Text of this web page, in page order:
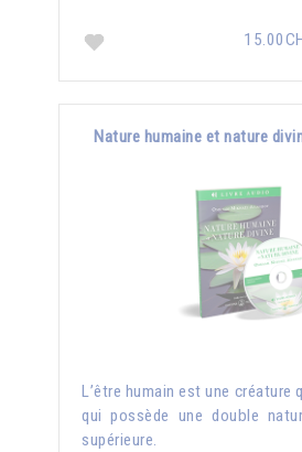
Nature humaine et nature
L’être humain est une créature
qui possède une double
supérieure.